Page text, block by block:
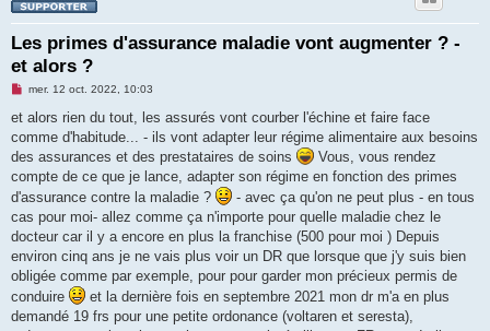
Les primes d'assurance maladie vont augmenter ? -
et alors ?
M
s
a
g
n
o
n
l
u
mer. 12 oct. 2022, 10:03
et alors rien du tout, les assurés vont courber l'échine et faire face
comme d'habitude... - ils vont adapter leur régime alimentaire aux besoins
des assurances et des prestataires de soins
Vous, vous rendez
compte de ce que je lance, adapter son régime en fonction des primes
d'assurance contre la maladie ?
- avec ça qu'on ne peut plus - en tous
cas pour moi- allez comme ça n'importe pour quelle maladie chez le
docteur car il y a encore en plus la franchise (500 pour moi ) Depuis
environ cinq ans je ne vais plus voir un DR que lorsque que j'y suis bien
obligée comme par exemple, pour pour garder mon précieux permis de
conduire
et la dernière fois en septembre 2021 mon dr m'a en plus
demandé 19 frs pour une petite ordonance (voltaren et seresta),